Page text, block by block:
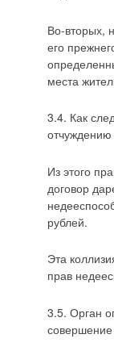
Во-вторых,
его
места
3.4. Как
отчуждению
Из этого
договор
рублей.
Эта
прав
3.5. Орган
совершение